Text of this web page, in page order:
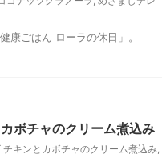
康ごはん ローラの休日」。
ボチャのクリーム煮込み
チキンとカボチャのクリーム煮込み,